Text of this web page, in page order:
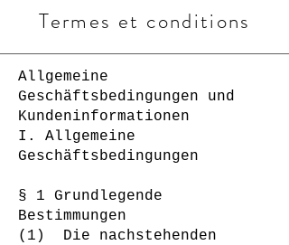
Termes et conditions
Allgemeine
Geschäftsbedingungen und
Kundeninformationen
I. Allgemeine
Geschäftsbedingungen
§ 1 Grundlegende
Bestimmungen
(1) Die nachstehenden